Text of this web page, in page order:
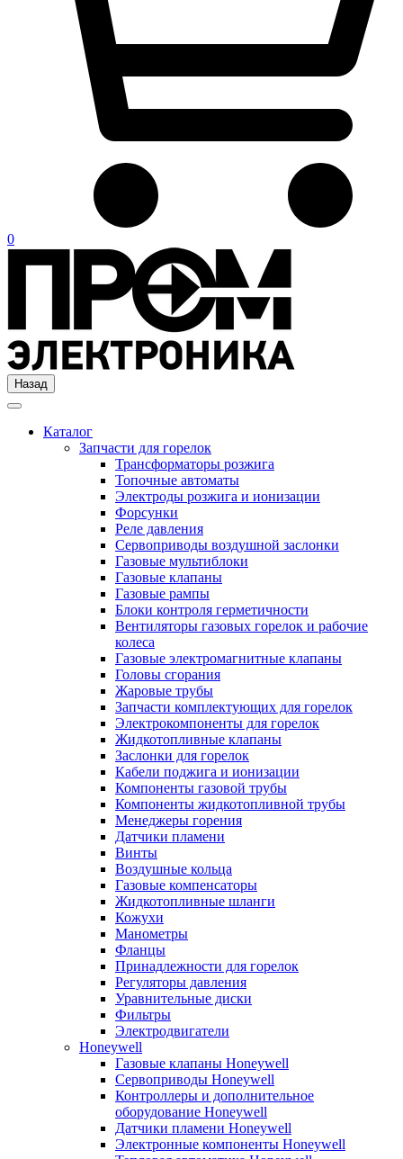
0
Назад
Каталог
Запчасти для горелок
Трансформаторы розжига
Топочные автоматы
Электроды розжига и ионизации
Форсунки
Реле давления
Сервоприводы воздушной заслонки
Газовые мультиблоки
Газовые клапаны
Газовые рампы
Блоки контроля герметичности
Вентиляторы газовых горелок и рабочие
колеса
Газовые электромагнитные клапаны
Головы сгорания
Жаровые трубы
Запчасти комплектующих для горелок
Электрокомпоненты для горелок
Жидкотопливные клапаны
Заслонки для горелок
Кабели поджига и ионизации
Компоненты газовой трубы
Компоненты жидкотопливной трубы
Менеджеры горения
Датчики пламени
Винты
Воздушные кольца
Газовые компенсаторы
Жидкотопливные шланги
Кожухи
Манометры
Фланцы
Принадлежности для горелок
Регуляторы давления
Уравнительные диски
Фильтры
Электродвигатели
Honeywell
Газовые клапаны Honeywell
Сервоприводы Honeywell
Контроллеры и дополнительное
оборудование Honeywell
Датчики пламени Honeywell
Электронные компоненты Honeywell